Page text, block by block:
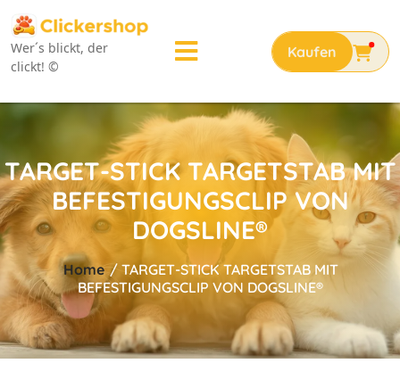
Wer´s blickt, der
clickt! ©
TARGET-STICK TARGETSTAB MIT
BEFESTIGUNGSCLIP VON
DOGSLINE®
Home/ TARGET-STICK TARGETSTAB MIT
BEFESTIGUNGSCLIP VON DOGSLINE®